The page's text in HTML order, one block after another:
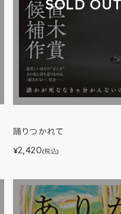
SOLD
踊りつかれて
¥2,420(税込)